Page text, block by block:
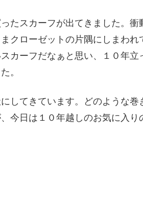
たスカーフが出てきました。
クローゼットの片隅にしまわれ
カーフだなぁと思い、１０年
。
してきています。どのような
今日は１０年越しのお気に入り